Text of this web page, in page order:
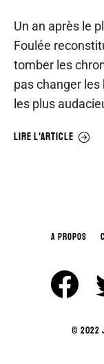
Un an après le
Foulée
tomber les
pas changer
les plus
LIRE L'ARTICLE
A PROPOS
© 2022